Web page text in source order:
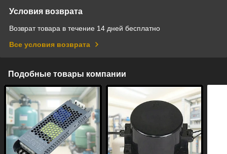
Условия возврата
Возврат товара в течение 14 дней бесплатно
Все условия возврата
Подобные товары компании